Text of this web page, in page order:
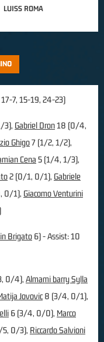
LUISS ROMA
7, 15-19, 24-23)
3), Gabriel Dron18 (0/4,
Ghigo7 (1/2, 1/2),
Cena 5 (1/4, 1/3),
2 (0/1, 0/1), Gabriele
0/1), Giacomo Venturini
Brigato 6) - Assist: 10
0/4), Almami barry Sylla
Jovovic8 (3/4, 0/1),
6 (3/4, 0/0), Marco
5, 0/3), Riccardo Salvioni